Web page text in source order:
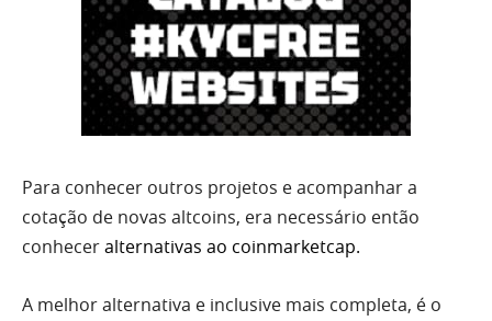
Para conhecer outros projetos e acompanhar a
cotação de novas altcoins, era necessário então
conheceralternativas ao coinmarketcap.
A melhor alternativa e inclusive mais completa, é o